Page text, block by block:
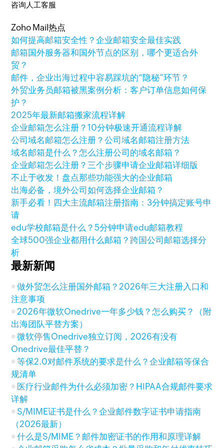
咨询人工客服
Zoho Mail热点
如何提高邮箱安全性？企业邮箱安全最佳实践
邮箱国外服务器和国外节点的区别，哪个更适合外
贸？
邮件，企业出海过程中容易踩坑的“隐秘”环节？
外贸业务员邮箱被黑案例分析：客户订单信息如何保
护？
2025年最新邮箱搬家流程详解
企业邮箱怎么注册？10分钟极速开通流程详解
公司域名邮箱怎么注册？公司域名邮箱注册方法
域名邮箱是什么？怎么注册公司的域名邮箱？
企业邮箱怎么注册？三个步骤申请企业邮箱详细版
不止于收发！盘点那些功能强大的企业邮箱
出海必备，境外公司如何选择企业邮箱？
新手必看！四大主流邮箱注册指南：3分钟搞定账号申
请
edu学校邮箱是什么？5分钟申请edu邮箱教程
全球500强企业都用什么邮箱？跨国公司邮箱选择分
析
最新新闻
做外贸怎么注册国外邮箱？2026年三大注册入口和
注意事项
2026年微软Onedrive一年多少钱？怎么购买？（附
出海团队平替方案）
微软停售Onedrive独立订阅，2026有没有
Onedrive最佳平替？
等保2.0对邮件系统的要求是什么？企业邮箱等保合
规清单
医疗行业邮件为什么必须加密？HIPAA合规邮件要求
详解
S/MIME证书是什么？企业邮件数字证书申请指南
（2026最新）
什么是S/MIME？邮件加密证书的作用和原理详解